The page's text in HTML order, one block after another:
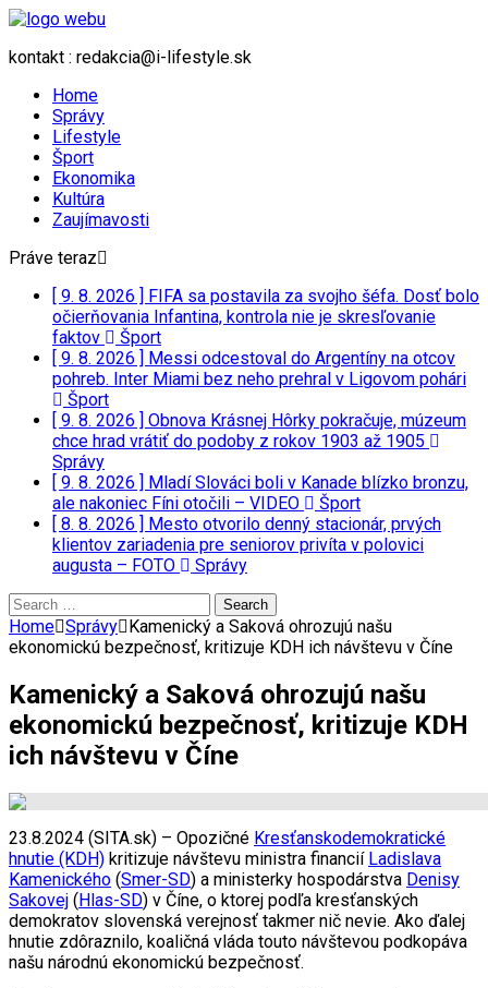
kontakt : redakcia@i-lifestyle.sk
Home
Správy
Lifestyle
Šport
Ekonomika
Kultúra
Zaujímavosti
Práve teraz
[ 9. 8. 2026 ] FIFA sa postavila za svojho šéfa. Dosť bolo
očierňovania Infantina, kontrola nie je skresľovanie
faktov
Šport
[ 9. 8. 2026 ] Messi odcestoval do Argentíny na otcov
pohreb. Inter Miami bez neho prehral v Ligovom pohári
Šport
[ 9. 8. 2026 ] Obnova Krásnej Hôrky pokračuje, múzeum
chce hrad vrátiť do podoby z rokov 1903 až 1905
Správy
[ 9. 8. 2026 ] Mladí Slováci boli v Kanade blízko bronzu,
ale nakoniec Fíni otočili – VIDEO
Šport
[ 8. 8. 2026 ] Mesto otvorilo denný stacionár, prvých
klientov zariadenia pre seniorov privíta v polovici
augusta – FOTO
Správy
Search
for:
Home Správy Kamenický a Saková ohrozujú našu
ekonomickú bezpečnosť, kritizuje KDH ich návštevu v Číne
Kamenický a Saková ohrozujú našu
ekonomickú bezpečnosť, kritizuje KDH
ich návštevu v Číne
23.8.2024 (SITA.sk) – Opozičné Kresťanskodemokratické
hnutie (KDH) kritizuje návštevu ministra financií Ladislava
Kamenického (Smer-SD) a ministerky hospodárstva Denisy
Sakovej (Hlas-SD) v Číne, o ktorej podľa kresťanských
demokratov slovenská verejnosť takmer nič nevie. Ako ďalej
hnutie zdôraznilo, koaličná vláda touto návštevou podkopáva
našu národnú ekonomickú bezpečnosť.